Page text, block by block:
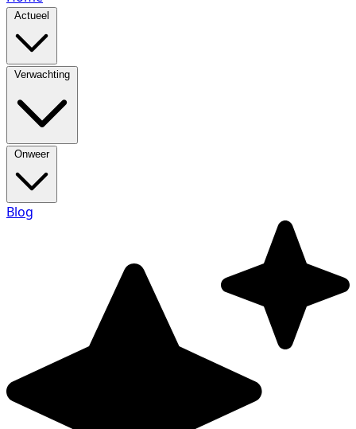
Actueel
Verwachting
Onweer
Blog